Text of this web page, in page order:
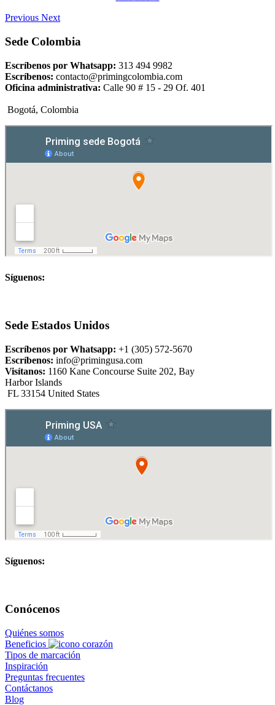
Previous Next
Sede Colombia
Escríbenos por Whatsapp: 313 494 9982
Escríbenos: contacto@primingcolombia.com
Oficina administrativa: Calle 90 # 15 - 29 Of. 401
Bogotá, Colombia
Síguenos:
Sede Estados Unidos
Escríbenos por Whatsapp: +1 (305) 572-5670
Escríbenos: info@primingusa.com
Visítanos: 1160 Kane Concourse Suite 202, Bay
Harbor Islands
FL 33154 United States
Síguenos:
Conócenos
Quiénes somos
Beneficios
Tipos de marcación
Inspiración
Preguntas frecuentes
Contáctanos
Blog